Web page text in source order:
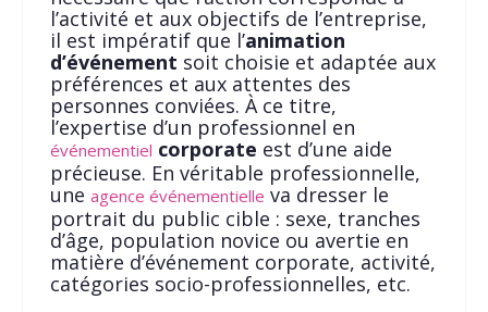
l’activité et aux objectifs de l’entreprise,
il est impératif que l’animation
d’événement soit choisie et adaptée aux
préférences et aux attentes des
personnes conviées. À ce titre,
l’expertise d’un professionnel en
événementiel corporate est d’une aide
précieuse. En véritable professionnelle,
une agence événementielle va dresser le
portrait du public cible : sexe, tranches
d’âge, population novice ou avertie en
matière d’événement corporate, activité,
catégories socio-professionnelles, etc.